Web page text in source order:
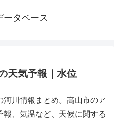
ータベース
天気予報｜水位
河川情報まとめ。高山市のア
、気温など、天候に関する